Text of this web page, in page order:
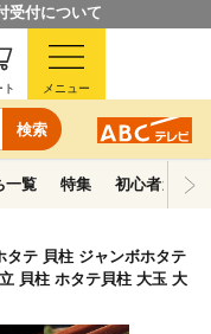
受付について
検索
ト メニュー
一覧 特集 初心者ガイド
タテ 貝柱 ジャンボホタテ
貝柱 ホタテ貝柱 大玉 大